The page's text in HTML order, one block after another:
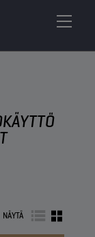
NÄYTÄ